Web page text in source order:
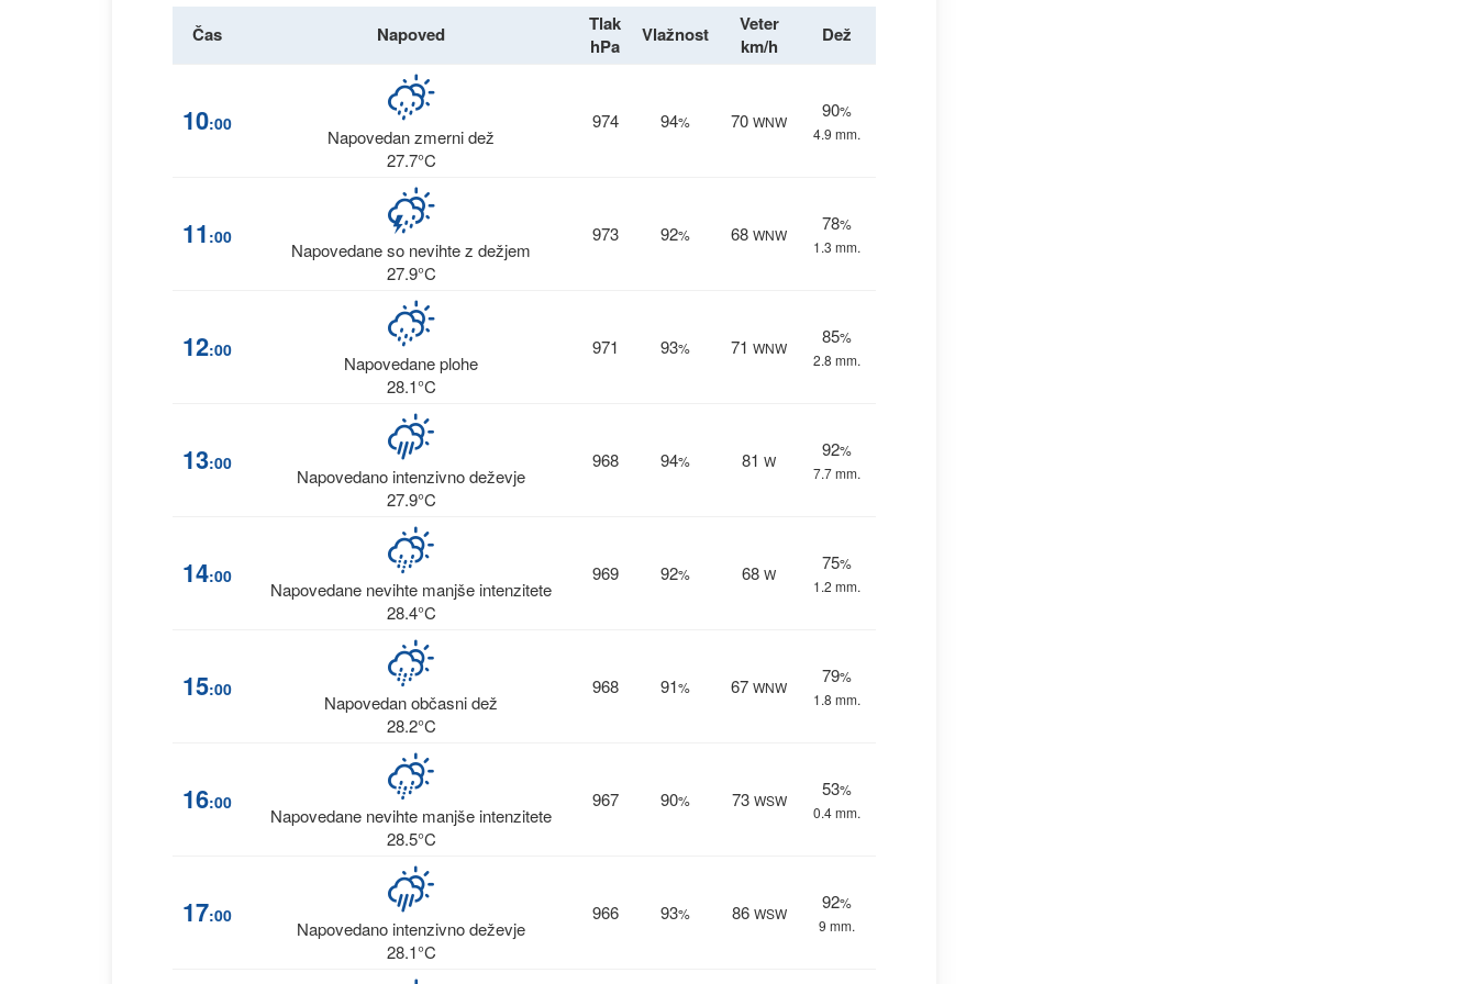
Čas Napoved
Tlak
hPa
Vlažnost
Veter
km/h
Dež
10:00
Napovedan zmerni dež
27.7°C
974 94% 70 WNW
90%
4.9 mm.
11 :00
Napovedane so nevihte z dežjem
27.9°C
973 92% 68 WNW
78%
1.3 mm.
12:00
Napovedane plohe
28.1°C
971 93% 71 WNW
85%
2.8 mm.
13:00
Napovedano intenzivno deževje
27.9°C
968 94% 81 W
92%
7.7 mm.
14:00
Napovedane nevihte manjše intenzitete
28.4°C
969 92% 68 W
75%
1.2 mm.
15:00
Napovedan občasni dež
28.2°C
968 91% 67 WNW
79%
1.8 mm.
16:00
Napovedane nevihte manjše intenzitete
28.5°C
967 90% 73 WSW
53%
0.4 mm.
17:00
Napovedano intenzivno deževje
28.1°C
966 93% 86 WSW
92%
9 mm.